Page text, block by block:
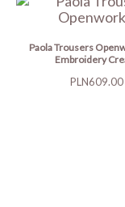
Paola Trousers
Embroidery
Price
PLN609.00